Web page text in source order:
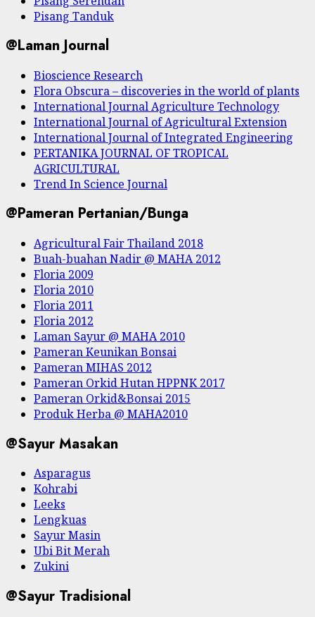
Pisang Tanduk
@Laman Journal
Bioscience Research
Flora Obscura – discoveries in the world of plants
International Journal Agriculture Technology
International Journal of Agricultural Extension
International Journal of Integrated Engineering
PERTANIKA JOURNAL OF TROPICAL
AGRICULTURAL
Trend In Science Journal
@Pameran Pertanian/Bunga
Agricultural Fair Thailand 2018
Buah-buahan Nadir @ MAHA 2012
Floria 2009
Floria 2010
Floria 2011
Floria 2012
Laman Sayur @ MAHA 2010
Pameran Keunikan Bonsai
Pameran MIHAS 2012
Pameran Orkid Hutan HPPNK 2017
Pameran Orkid&Bonsai 2015
Produk Herba @ MAHA2010
@Sayur Masakan
Asparagus
Kohrabi
Leeks
Lengkuas
Sayur Masin
Ubi Bit Merah
Zukini
@Sayur Tradisional